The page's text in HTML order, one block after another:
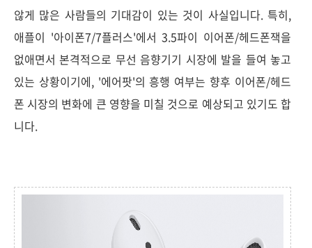
않게 많은 사람들의 기대감이 있는 것이 사실입니다. 특히,
애플이 '아이폰7/7플러스'에서 3.5파이 이어폰/헤드폰잭을
없애면서 본격적으로 무선 음향기기 시장에 발을 들여 놓고
있는 상황이기에, '에어팟'의 흥행 여부는 향후 이어폰/헤드
폰 시장의 변화에 큰 영향을 미칠 것으로 예상되고 있기도 합
니다.